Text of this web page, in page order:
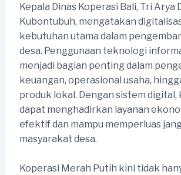
Kepala Dinas Koperasi Bali, Tri Arya
Kubontubuh, mengatakan
kebutuhan utama dalam
desa. Penggunaan teknologi
menjadi bagian penting dalam
keuangan, operasional usaha,
produk lokal. Dengan sistem digital,
dapat menghadirkan layanan
efektif dan mampu memperluas
masyarakat desa.
Koperasi Merah Putih kini tidak